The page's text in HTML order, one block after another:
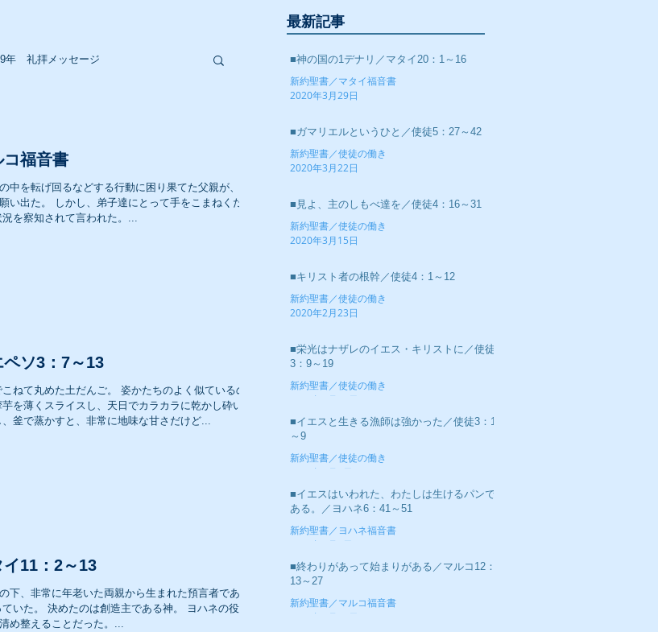
年 礼拝メッセージ
ッセージ
福音書
を転げ回るなどする行動に困り果てた父親が、イ
出た。 しかし、弟子達にとって手をこまねくだけ
を察知されて言われた。...
ソ3：7～13
ねて丸めた土だんご。 姿かたちのよく似ているのが
を薄くスライスし、天日でカラカラに乾かし砕いて
釜で蒸かすと、非常に地味な甘さだけど...
11：2～13
下、非常に年老いた両親から生まれた預言者であ
いた。 決めたのは創造主である神。 ヨハネの役
め整えることだった。...
最新記事
■神の国の1デナリ／マタイ20：1～16
新約聖書／マタイ福音書
2020年3月29日
■ガマリエルというひと／使徒5：27～42
新約聖書／使徒の働き
2020年3月22日
■見よ、主のしもべ達を／使徒4：16～31
新約聖書／使徒の働き
2020年3月15日
■キリスト者の根幹／使徒4：1～12
新約聖書／使徒の働き
2020年2月23日
■栄光はナザレのイエス・キリストに／使徒
3：9～19
新約聖書／使徒の働き
2020年2月16日
■イエスと生きる漁師は強かった／使徒3：1
～9
新約聖書／使徒の働き
2020年2月9日
■イエスはいわれた、わたしは生けるパンで
ある。／ヨハネ6：41～51
新約聖書／ヨハネ福音書
2020年2月2日
■終わりがあって始まりがある／マルコ12：
13～27
新約聖書／マルコ福音書
2020年1月26日